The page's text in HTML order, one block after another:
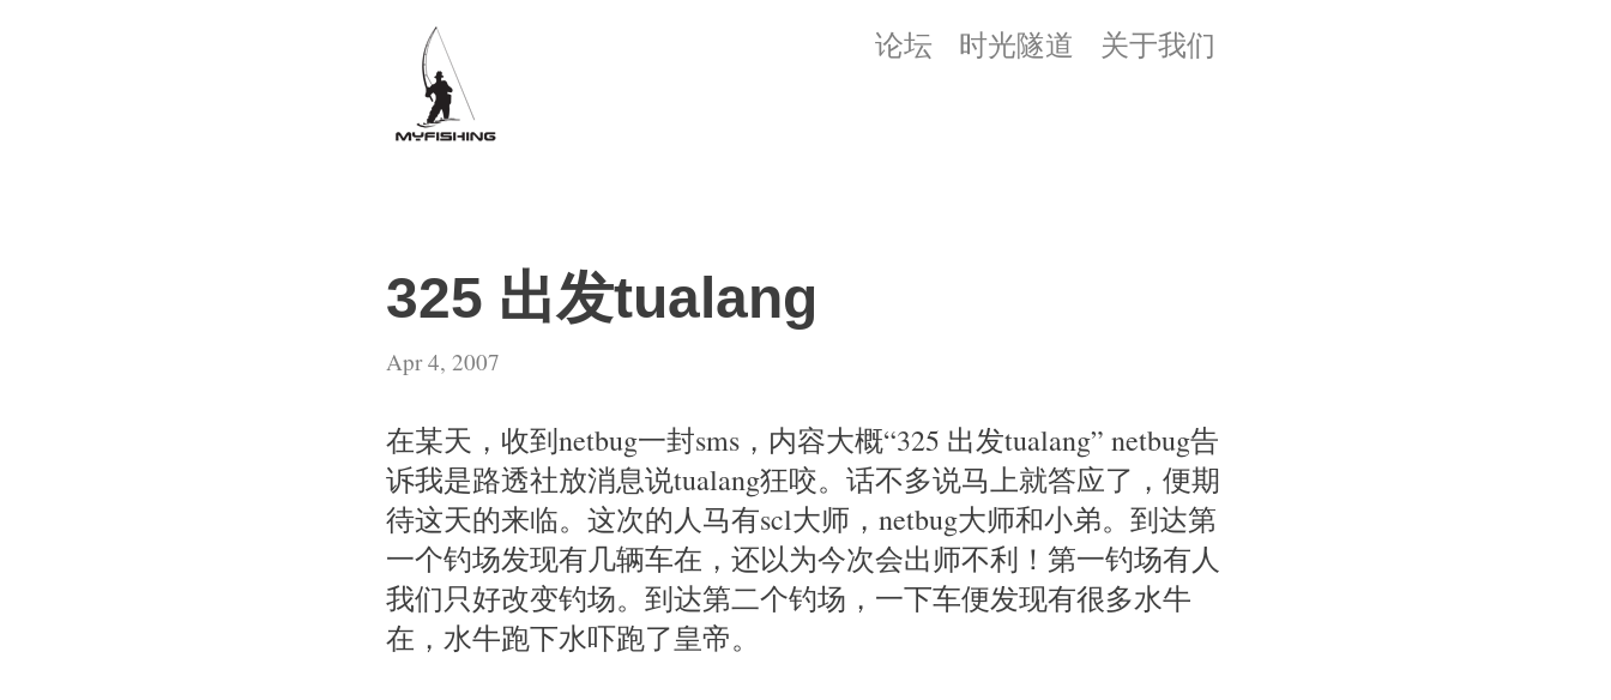
论坛 时光隧道 关于我们
325 出发tualang
Apr 4, 2007
在某天，收到netbug一封sms，内容大概“325 出发tualang” netbug告
诉我是路透社放消息说tualang狂咬。话不多说马上就答应了，便期
待这天的来临。这次的人马有scl大师，netbug大师和小弟。到达第
一个钓场发现有几辆车在，还以为今次会出师不利！第一钓场有人
我们只好改变钓场。到达第二个钓场，一下车便发现有很多水牛
在，水牛跑下水吓跑了皇帝。